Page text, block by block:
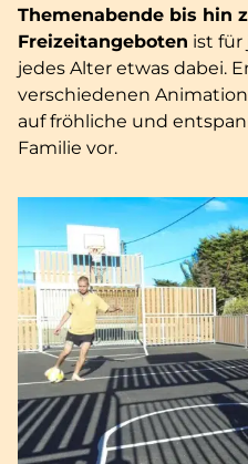
Themenabende bis hin
Freizeitangeboten ist für
jedes Alter etwas dabei.
verschiedenen
auf fröhliche und
Familie vor.